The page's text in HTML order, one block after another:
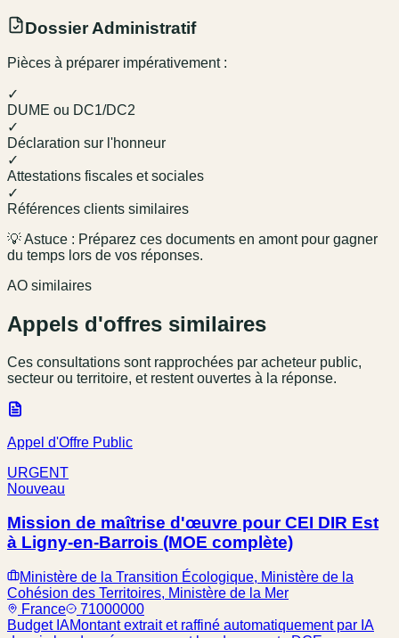
Dossier Administratif
Pièces à préparer impérativement :
✓
DUME ou DC1/DC2
✓
Déclaration sur l'honneur
✓
Attestations fiscales et sociales
✓
Références clients similaires
💡 Astuce : Préparez ces documents en amont pour gagner
du temps lors de vos réponses.
AO similaires
Appels d'offres similaires
Ces consultations sont rapprochées par acheteur public,
secteur ou territoire, et restent ouvertes à la réponse.
Appel d'Offre Public
URGENT
Nouveau
Mission de maîtrise d'œuvre pour CEI DIR Est
à Ligny-en-Barrois (MOE complète)
Ministère de la Transition Écologique, Ministère de la
Cohésion des Territoires, Ministère de la Mer
France
71000000
Budget IAMontant extrait et raffiné automatiquement par IA